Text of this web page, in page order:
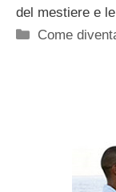
del mestiere e
Categorie
Come